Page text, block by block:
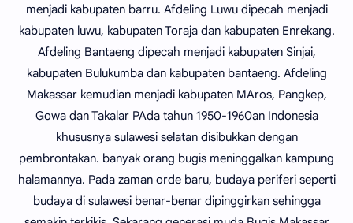
menjadi kabupaten barru. Afdeling Luwu dipecah menjadi
kabupaten luwu, kabupaten Toraja dan kabupaten Enrekang.
Afdeling Bantaeng dipecah menjadi kabupaten Sinjai,
kabupaten Bulukumba dan kabupaten bantaeng. Afdeling
Makassar kemudian menjadi kabupaten MAros, Pangkep,
Gowa dan Takalar PAda tahun 1950-1960an Indonesia
khususnya sulawesi selatan disibukkan dengan
pembrontakan. banyak orang bugis meninggalkan kampung
halamannya. Pada zaman orde baru, budaya periferi seperti
budaya di sulawesi benar-benar dipinggirkan sehingga